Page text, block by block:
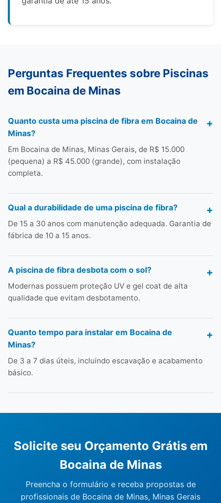
Perguntas Frequentes sobre Piscinas
em Bocaina de Minas
Quanto custa uma piscina de fibra em Bocaina de
Minas?
Em Bocaina de Minas, Minas Gerais, de R$ 15.000
(pequena) a R$ 45.000 (grande), com instalação
completa.
Qual a durabilidade de uma piscina de fibra?
De 15 a 30 anos com manutenção adequada. Garantia de
fábrica de 10 a 15 anos.
A piscina de fibra desbota com o sol?
Modernas possuem proteção UV e gel coat de alta
qualidade que evitam desbotamento.
Quanto tempo para instalar em Bocaina de
Minas?
De 3 a 7 dias úteis, incluindo escavação e acabamento
básico.
Solicite seu Orçamento Grátis em
Bocaina de Minas
Preencha o formulário e receba propostas de
profissionais de Bocaina de Minas, Minas Gerais